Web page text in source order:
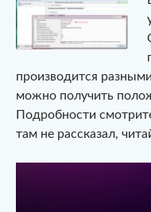
производится
можно получить
Подробности
там не рассказал,